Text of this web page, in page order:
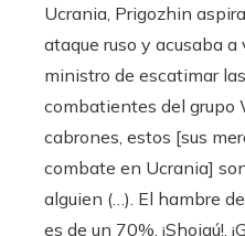
Ucrania, Prigozhin
ataque ruso y acusaba
ministro de escatimar
combatientes del grupo
cabrones, estos [sus
combate en Ucrania]
alguien (…). El hambre
es de un 70%. ¡Shoigú!,